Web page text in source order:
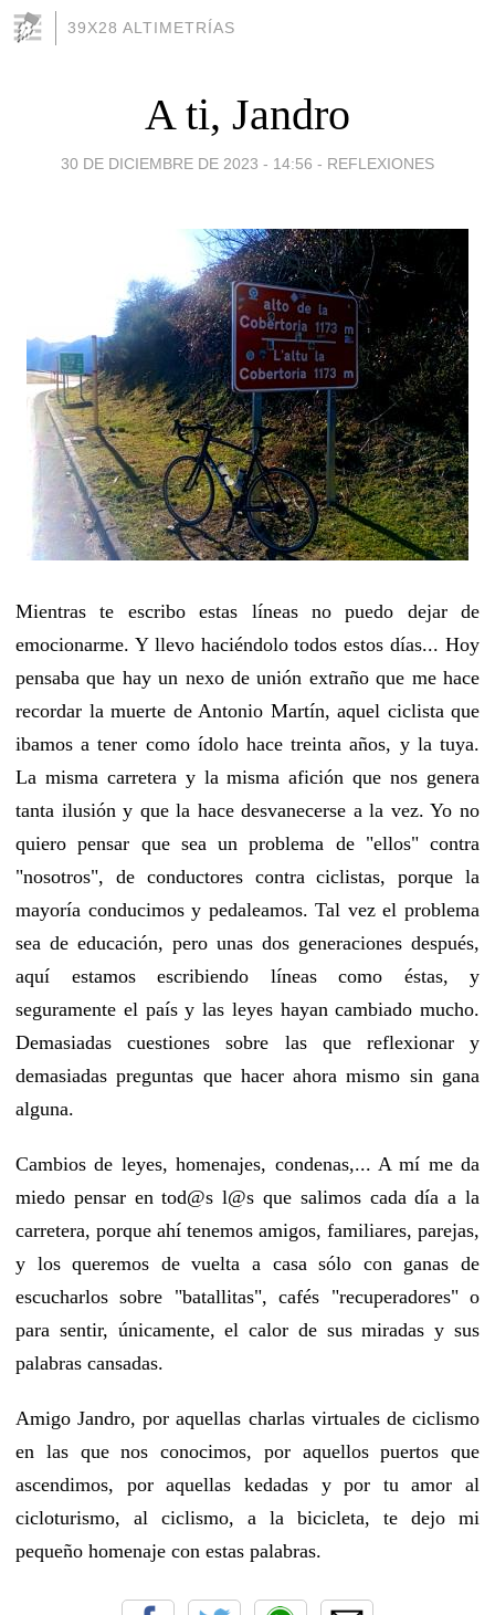
39X28 ALTIMETRÍAS
A ti, Jandro
30 DE DICIEMBRE DE 2023 - 14:56 - REFLEXIONES
Mientras te escribo estas líneas no puedo dejar de
emocionarme. Y llevo haciéndolo todos estos días... Hoy
pensaba que hay un nexo de unión extraño que me hace
recordar la muerte de Antonio Martín, aquel ciclista que
ibamos a tener como ídolo hace treinta años, y la tuya.
La misma carretera y la misma afición que nos genera
tanta ilusión y que la hace desvanecerse a la vez. Yo no
quiero pensar que sea un problema de "ellos" contra
"nosotros", de conductores contra ciclistas, porque la
mayoría conducimos y pedaleamos. Tal vez el problema
sea de educación, pero unas dos generaciones después,
aquí estamos escribiendo líneas como éstas, y
seguramente el país y las leyes hayan cambiado mucho.
Demasiadas cuestiones sobre las que reflexionar y
demasiadas preguntas que hacer ahora mismo sin gana
alguna.
Cambios de leyes, homenajes, condenas,... A mí me da
miedo pensar en tod@s l@s que salimos cada día a la
carretera, porque ahí tenemos amigos, familiares, parejas,
y los queremos de vuelta a casa sólo con ganas de
escucharlos sobre "batallitas", cafés "recuperadores" o
para sentir, únicamente, el calor de sus miradas y sus
palabras cansadas.
Amigo Jandro, por aquellas charlas virtuales de ciclismo
en las que nos conocimos, por aquellos puertos que
ascendimos, por aquellas kedadas y por tu amor al
cicloturismo, al ciclismo, a la bicicleta, te dejo mi
pequeño homenaje con estas palabras.